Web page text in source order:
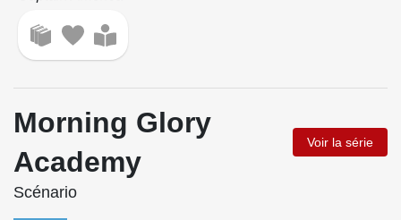
Morning Glory
Academy
Voir la série
Scénario